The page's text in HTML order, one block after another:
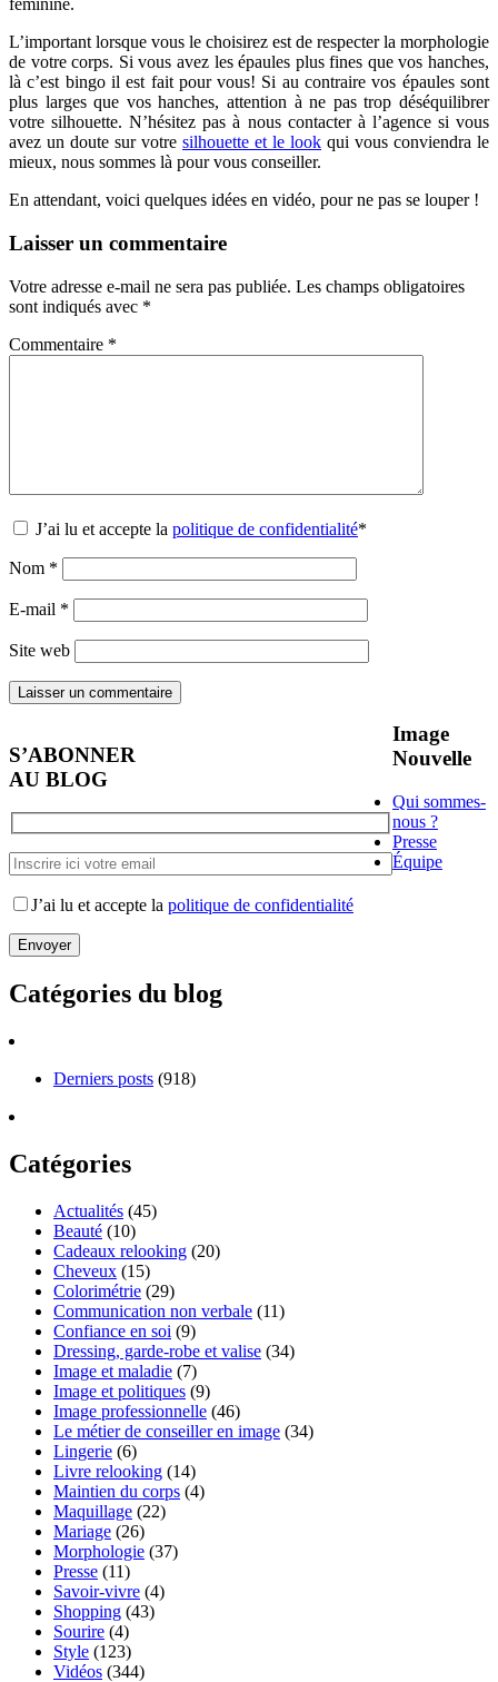
féminine.
L’important lorsque vous le choisirez est de respecter la morphologie
de votre corps. Si vous avez les épaules plus fines que vos hanches,
là c’est bingo il est fait pour vous! Si au contraire vos épaules sont
plus larges que vos hanches, attention à ne pas trop déséquilibrer
votre silhouette. N’hésitez pas à nous contacter à l’agence si vous
avez un doute sur votre silhouette et le look qui vous conviendra le
mieux, nous sommes là pour vous conseiller.
En attendant, voici quelques idées en vidéo, pour ne pas se louper !
Laisser un commentaire
Votre adresse e-mail ne sera pas publiée. Les champs obligatoires
sont indiqués avec *
Commentaire *
J’ai lu et accepte la politique de confidentialité*
Nom *
E-mail *
Site web
S’ABONNER
AU BLOG
J’ai lu et accepte la politique de confidentialité
Catégories du blog
Derniers posts (918)
Catégories
Actualités (45)
Beauté (10)
Cadeaux relooking (20)
Cheveux (15)
Colorimétrie (29)
Communication non verbale (11)
Confiance en soi (9)
Dressing, garde-robe et valise (34)
Image et maladie (7)
Image et politiques (9)
Image professionnelle (46)
Le métier de conseiller en image (34)
Lingerie (6)
Livre relooking (14)
Maintien du corps (4)
Maquillage (22)
Mariage (26)
Morphologie (37)
Presse (11)
Savoir-vivre (4)
Shopping (43)
Sourire (4)
Style (123)
Vidéos (344)
Image
Nouvelle
Qui sommes-
nous ?
Presse
Équipe